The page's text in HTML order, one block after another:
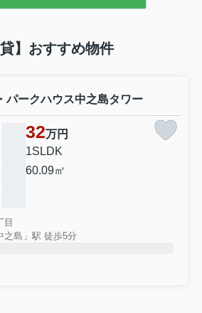
貸】おすすめ物件
パークハウス中之島タワー
32万円
1SLDK
60.09㎡
目
之島」駅 徒歩5分